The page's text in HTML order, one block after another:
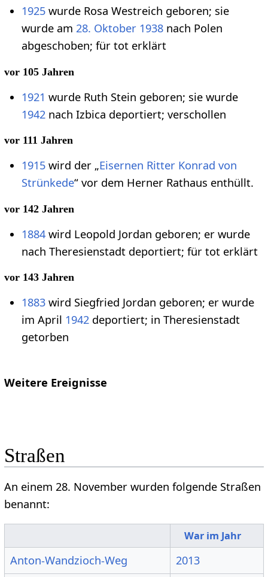
1925 wurde Rosa Westreich geboren; sie
wurde am 28. Oktober 1938 nach Polen
abgeschoben; für tot erklärt
vor 105 Jahren
1921 wurde Ruth Stein geboren; sie wurde
1942 nach Izbica deportiert; verschollen
vor 111 Jahren
1915 wird der „Eisernen Ritter Konrad von
Strünkede“ vor dem Herner Rathaus enthüllt.
vor 142 Jahren
1884 wird Leopold Jordan geboren; er wurde
nach Theresienstadt deportiert; für tot erklärt
vor 143 Jahren
1883 wird Siegfried Jordan geboren; er wurde
im April 1942 deportiert; in Theresienstadt
getorben
Weitere Ereignisse
Straßen
An einem 28. November wurden folgende Straßen
benannt:
War im Jahr
Anton-Wandzioch-Weg 2013